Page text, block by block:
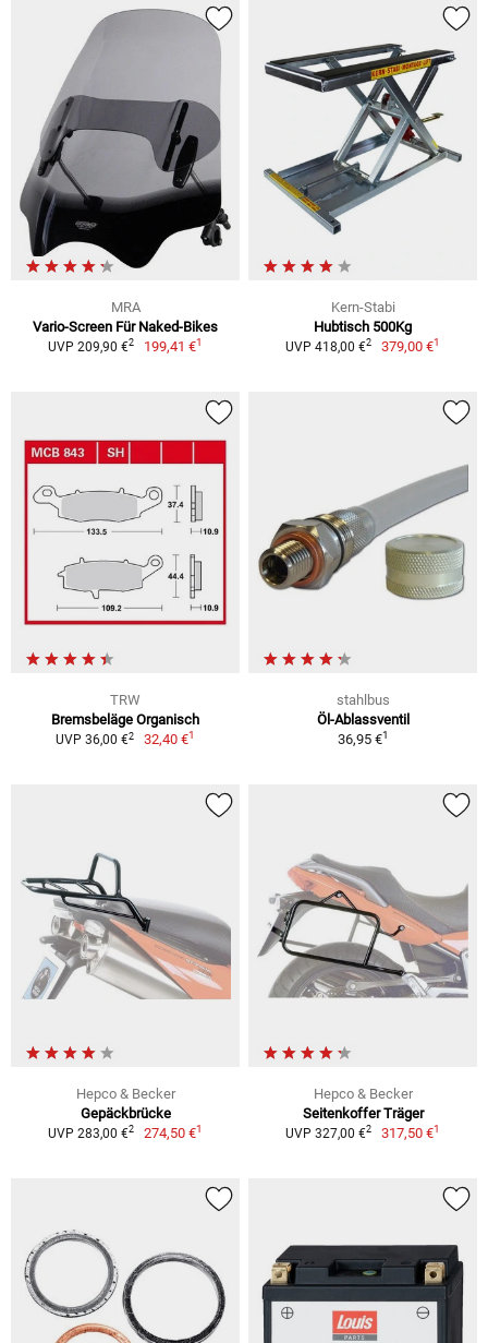
MRA
Vario-Screen Für Naked-Bikes
UVP 209,90 €2 199,41 €1
Kern-Stabi
Hubtisch 500Kg
UVP 418,00 €2 379,00 €1
TRW
Bremsbeläge Organisch
UVP 36,00 €2 32,40 €1
stahlbus
Öl-Ablassventil
36,95 €1
Hepco & Becker
Gepäckbrücke
UVP 283,00 €2 274,50 €1
Hepco & Becker
Seitenkoffer Träger
UVP 327,00 €2 317,50 €1